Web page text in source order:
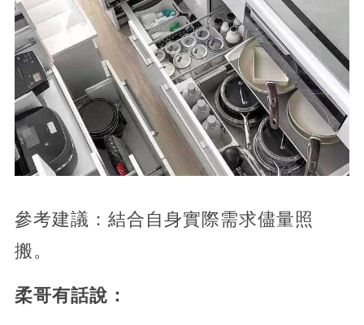
參考建議：結合自身實際需求儘量照
搬。
柔哥有話說：